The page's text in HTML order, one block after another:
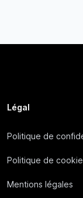
Légal
Politique de
Politique de
Mentions légales